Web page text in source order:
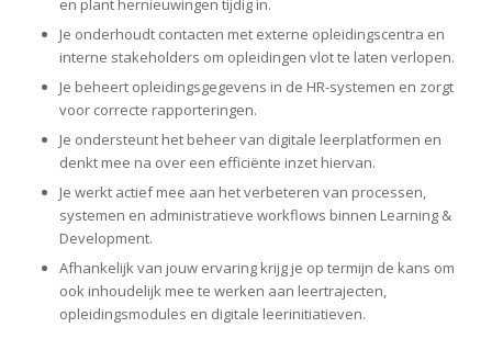
en plant hernieuwingen tijdig in.
Je onderhoudt contacten met externe opleidingscentra en
interne stakeholders om opleidingen vlot te laten verlopen.
Je beheert opleidingsgegevens in de HR-systemen en zorgt
voor correcte rapporteringen.
Je ondersteunt het beheer van digitale leerplatformen en
denkt mee na over een efficiënte inzet hiervan.
Je werkt actief mee aan het verbeteren van processen,
systemen en administratieve workflows binnen Learning &
Development.
Afhankelijk van jouw ervaring krijg je op termijn de kans om
ook inhoudelijk mee te werken aan leertrajecten,
opleidingsmodules en digitale leerinitiatieven.